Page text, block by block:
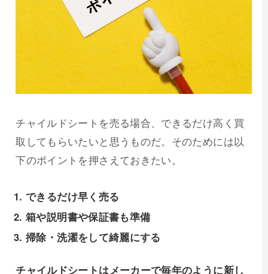
チャイルドシートを売る場合、できるだけ高く買
取してもらいたいと思うものだ。そのためには以
下のポイントを押さえておきたい。
できるだけ早く売る
箱や説明書や保証書も準備
掃除・洗濯をして綺麗にする
チャイルドシートはメーカーで毎年のように新し